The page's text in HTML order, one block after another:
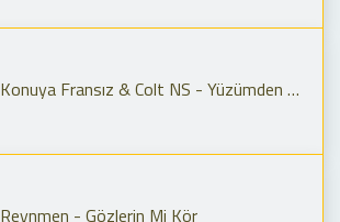
Konuya Fransız & Colt NS - Yüzümden Anla
Reynmen - Gözlerin Mi Kör